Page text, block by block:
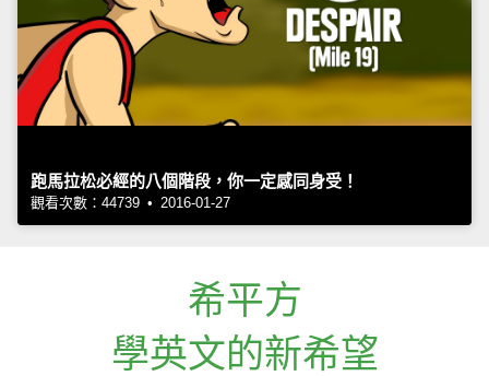
跑馬拉松必經的八個階段，你一定感同身受！
觀看次數：44739 • 2016-01-27
希平方
學英文的新希望